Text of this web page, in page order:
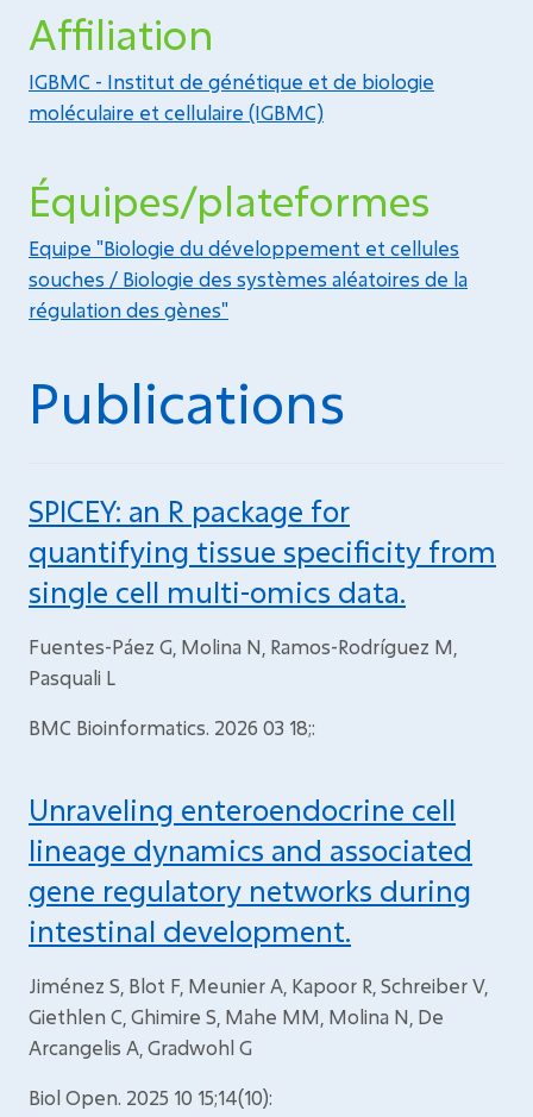
Affiliation
IGBMC - Institut de génétique et de biologie
moléculaire et cellulaire (IGBMC)
Équipes/plateformes
Equipe "Biologie du développement et cellules
souches / Biologie des systèmes aléatoires de la
régulation des gènes"
Publications
SPICEY: an R package for
quantifying tissue specificity from
single cell multi-omics data.
Fuentes-Páez G, Molina N, Ramos-Rodríguez M,
Pasquali L
BMC Bioinformatics. 2026 03 18;:
Unraveling enteroendocrine cell
lineage dynamics and associated
gene regulatory networks during
intestinal development.
Jiménez S, Blot F, Meunier A, Kapoor R, Schreiber V,
Giethlen C, Ghimire S, Mahe MM, Molina N, De
Arcangelis A, Gradwohl G
Biol Open. 2025 10 15;14(10):